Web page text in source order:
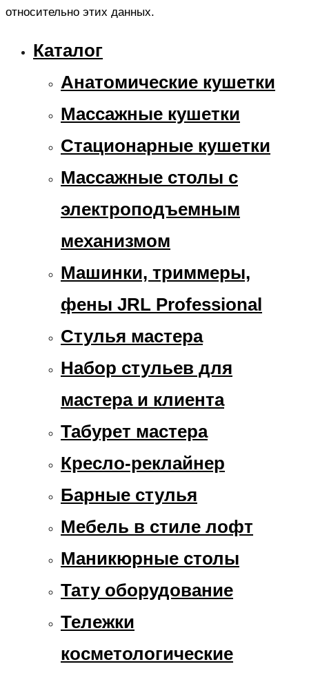
относительно этих данных.
Каталог
Анатомические кушетки
Массажные кушетки
Стационарные кушетки
Массажные столы с
электроподъемным
механизмом
Машинки, триммеры,
фены JRL Professional
Стулья мастера
Набор стульев для
мастера и клиента
Табурет мастера
Кресло-реклайнер
Барные стулья
Мебель в стиле лофт
Маникюрные столы
Тату оборудование
Тележки
косметологические